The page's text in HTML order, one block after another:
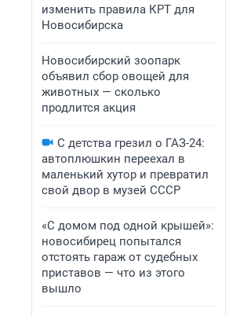
изменить правила КРТ для
Новосибирска
Новосибирский зоопарк
объявил сбор овощей для
животных — сколько
продлится акция
С детства грезил о ГАЗ-24:
автоплюшкин переехал в
маленький хутор и превратил
свой двор в музей СССР
«С домом под одной крышей»:
новосибирец попытался
отстоять гараж от судебных
приставов — что из этого
вышло